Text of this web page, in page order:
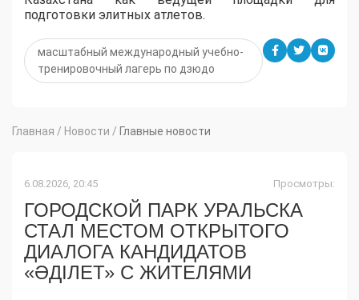
подготовки элитных атлетов.
масштабный международный учебно-
тренировочный лагерь по дзюдо
Главная / Новости / Главные новости
6.08.2026, 20:45 Просмотры:
ГОРОДСКОЙ ПАРК УРАЛЬСКА
СТАЛ МЕСТОМ ОТКРЫТОГО
ДИАЛОГА КАНДИДАТОВ
«ӘДІЛЕТ» С ЖИТЕЛЯМИ